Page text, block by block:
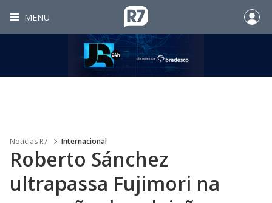
MENU
Noticias R7 Internacional
Roberto Sánchez
ultrapassa Fujimori na